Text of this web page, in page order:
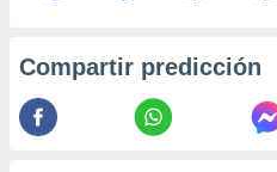
Compartir predicción